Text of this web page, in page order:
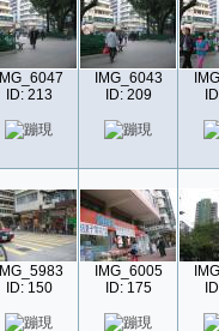
IMG_6047
ID: 213
IMG_6043
ID: 209
IMG_5983
ID: 150
IMG_6005
ID: 175